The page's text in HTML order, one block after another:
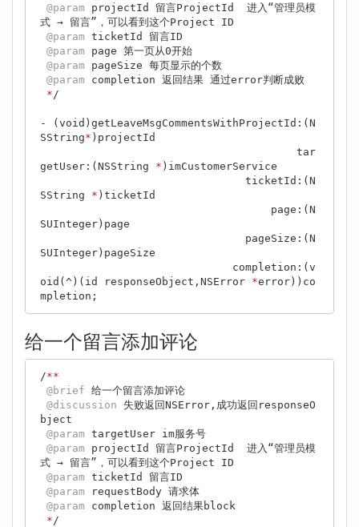
@param projectId 留言ProjectId  进入“管理员模
式 → 留言”，可以看到这个Project ID
@param ticketId 留言ID
@param page 第一页从0开始
@param pageSize 每页显示的个数
@param completion 返回结果 通过error判断成败
*/
- (void)getLeaveMsgCommentsWithProjectId:(N
SString* )projectId
getUser:(NSString * )imCustomerService
SString * )ticketId
SUInteger)page
SUInteger)pageSize
oid(^)(id responseObject,NSError *error))co
给一个留言添加评论
/**
@brief 给一个留言添加评论
@discussion 失败返回NSError,成功返回responseO
bject
@param targetUser im服务号
@param projectId 留言ProjectId  进入“管理员模
式 → 留言”，可以看到这个Project ID
@param ticketId 留言ID
@param requestBody 请求体
@param completion 返回结果block
*/